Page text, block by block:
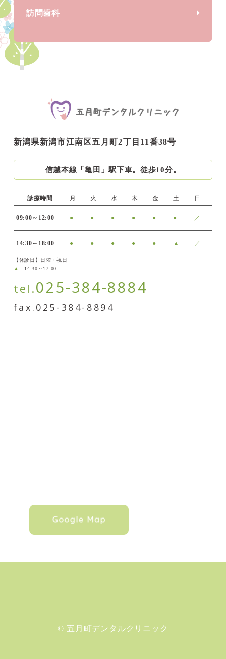
訪問歯科
新潟県新潟市江南区五月町2丁目11番38号
信越本線「亀田」駅下車。徒歩10分。
診療時間 月 火 水 木 金 土 日
09:00～12:00 ● ● ● ● ● ● ／
14:30～18:00 ● ● ● ● ● ▲ ／
【休診日】 日曜・祝日
▲ …14:30～17:00
tel.025-384-8884
fax.025-384-8894
© 五月町デンタルクリニック